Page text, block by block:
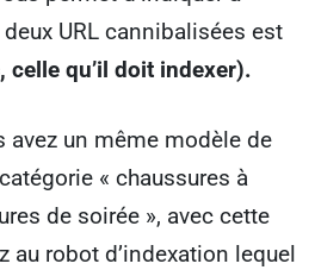
URL cannibalisées est
celle qu’il doit indexer).
avez un même modèle de
« chaussures à
de soirée », avec cette
au robot d’indexation lequel